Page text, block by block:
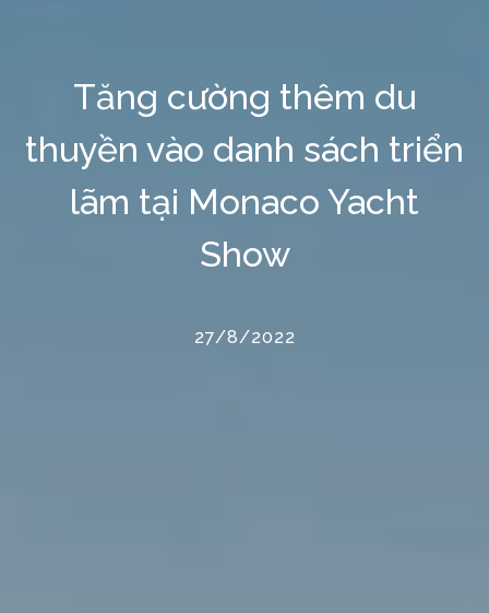
Tăng cường thêm du
thuyền vào danh sách triển
lãm tại Monaco Yacht
Show
27/8/2022